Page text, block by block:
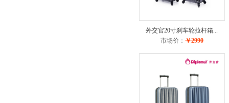
外交官20寸刹车轮拉杆箱...
市场价： ￥2990